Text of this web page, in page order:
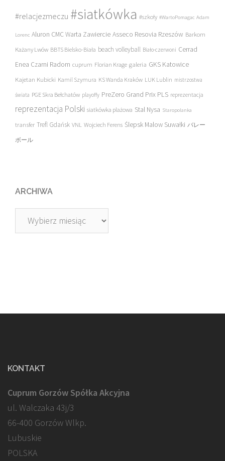
#relacjezmeczu #siatkówka #szkoły #WartoPomagac Adam
Lorenc Aluron CMC Warta Zawiercie Asseco Resovia Rzeszów Barkom
Każany Lwów BBTS Bielsko-Biała beach volleyball Biało-czerwoni Cerrad
Enea Czarni Radom cuprum Florian Krage galeria GKS Katowice
Kajetan Kubicki Kamil Szymura KS Wanda Kraków LUK Lublin mistrzostwa
świata PGE Skra Bełchatów playoffy PreZero Grand Prix PLS reprezentacja
reprezentacja Polski siatkówka plażowa Stal Nysa Staropolanka
transfer Trefl Gdańsk VNL Wojciech Ferens Ślepsk Malow Suwałki バレー
ボール
ARCHIWA
Archiwa
KONTAKT
Cuprum Gorzów Spółka Akcyjna
ul. Walczaka 43j/3
66-400 Gorzów Wlkp.
Lubuskie
POLSKA